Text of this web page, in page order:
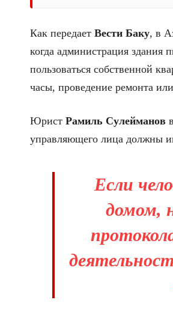
Как передает Вести Баку, в
когда администрация здания
пользоваться собственной
часы, проведение ремонта
Юрист Рамиль Сулейманов
управляющего лица должны
Если
домом,